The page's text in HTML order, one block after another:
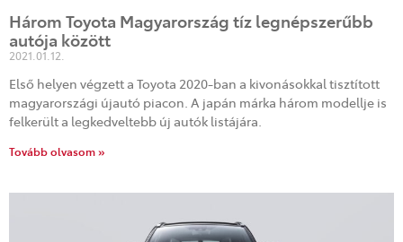
Három Toyota Magyarország tíz legnépszerűbb
autója között
2021.01.12.
Első helyen végzett a Toyota 2020-ban a kivonásokkal tisztított
magyarországi újautó piacon. A japán márka három modellje is
felkerült a legkedveltebb új autók listájára.
Tovább olvasom »